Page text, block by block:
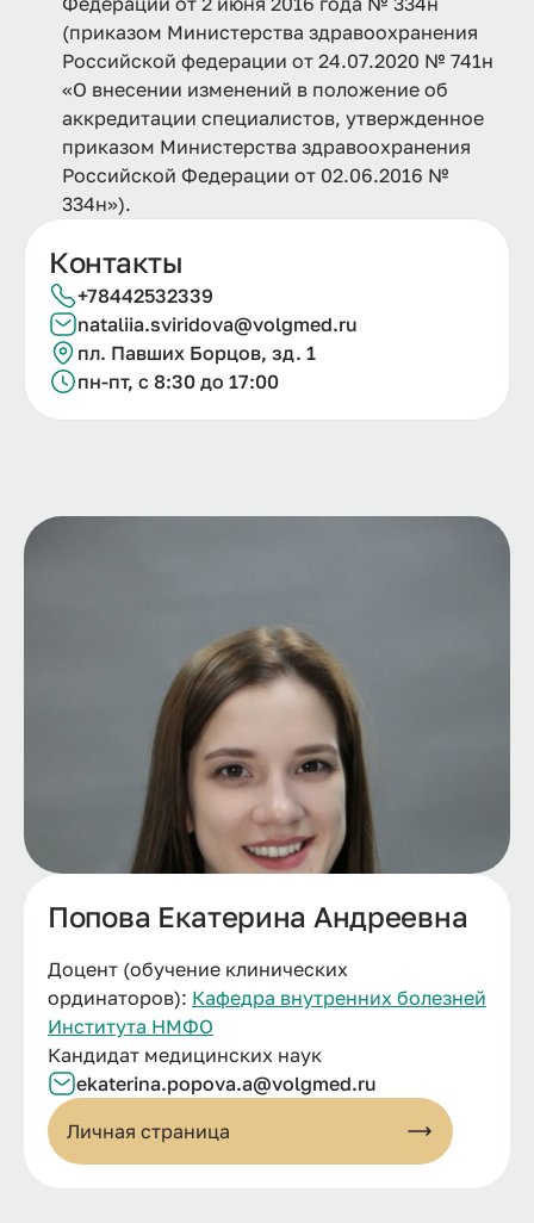
(приказом Министерства здравоохранения
Российской федерации от 24.07.2020 № 741н
«О внесении изменений в положение об
аккредитации специалистов, утвержденное
приказом Министерства здравоохранения
Российской Федерации от 02.06.2016 №
334н»).
Контакты
+78442532339
nataliia.sviridova@volgmed.ru
пл. Павших Борцов, зд. 1
пн-пт, с 8:30 до 17:00
Попова Екатерина Андреевна
Доцент (обучение клинических
ординаторов): Кафедра внутренних болезней
Института НМФО
Кандидат медицинских наук
ekaterina.popova.a@volgmed.ru
Личная страница